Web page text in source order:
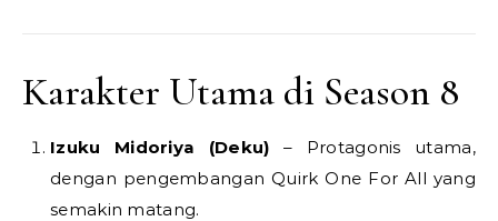
Karakter Utama di Season 8
Izuku Midoriya (Deku) – Protagonis utama,
dengan pengembangan Quirk One For All yang
semakin matang.